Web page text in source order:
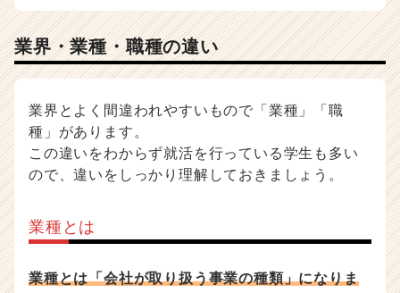
業界・業種・職種の違い
業界とよく間違われやすいもので「業種」「職
種」があります。
この違いをわからず就活を行っている学生も多い
ので、違いをしっかり理解しておきましょう。
業種とは
業種とは「会社が取り扱う事業の種類」になりま